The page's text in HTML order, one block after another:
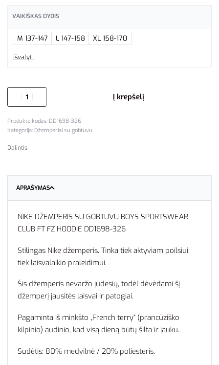
VAIKIŠKAS DYDIS
M 137-147 L 147-158 XL 158-170
Išvalyti
Į krepšelį
DD1698-326
Kategorija: Džemperiai su gobtuvu
Dalintis
APRAŠYMAS
NIKE DŽEMPERIS SU GOBTUVU BOYS SPORTSWEAR
CLUB FT FZ HOODIE DD1698-326
Stilingas Nike džemperis. Tinka tiek aktyviam poilsiui,
tiek laisvalaikio praleidimui.
Šis džemperis nevaržo judesių, todėl dėvėdami šį
džemperį jausitės laisvai ir patogiai.
Pagaminta iš minkšto „French terry“ (prancūziško
kilpinio) audinio, kad visą dieną būtų šilta ir jauku.
Sudėtis: 80% medvilnė / 20% poliesteris.